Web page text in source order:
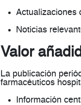
Actualizaciones
Noticias
Valor
La publicación
farmacéuticos
Información